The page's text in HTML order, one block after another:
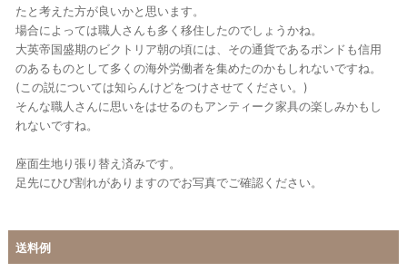
たと考えた方が良いかと思います。
場合によっては職人さんも多く移住したのでしょうかね。
大英帝国盛期のビクトリア朝の頃には、その通貨であるポンドも信用
のあるものとして多くの海外労働者を集めたのかもしれないですね。
(この説については知らんけどをつけさせてください。)
そんな職人さんに思いをはせるのもアンティーク家具の楽しみかもし
れないですね。
座面生地り張り替え済みです。
足先にひび割れがありますのでお写真でご確認ください。
送料例